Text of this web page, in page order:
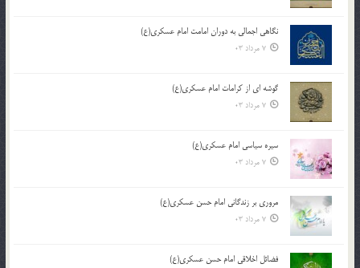
نگاهی اجمالی به دوران امامت امام عسکری(ع)
7 مرداد 03
گوشه ای از کرامات امام عسکری(ع)
7 مرداد 03
سیره سیاسی امام عسکری(ع)
7 مرداد 03
مروری بر زندگانی امام حسن عسکری(ع)
7 مرداد 03
فضائل اخلاقی امام حسن عسکری(ع)